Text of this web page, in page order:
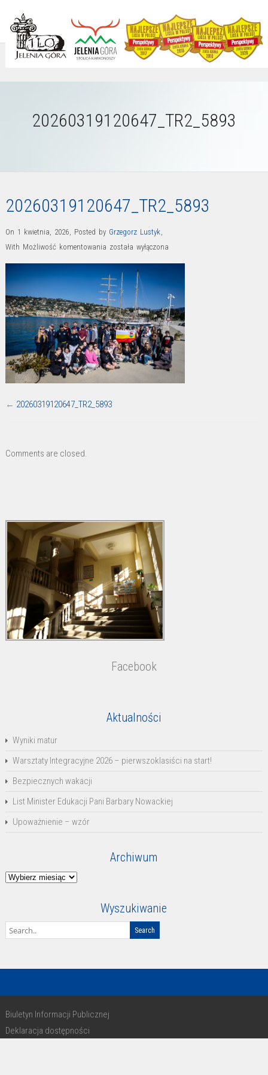
20260319120647_TR2_5893
20260319120647_TR2_5893
On 1 kwietnia, 2026, Posted by Grzegorz Lustyk,
With Możliwość komentowania 20260319120647_TR2_5893
została wyłączona
← 20260319120647_TR2_5893
Comments are closed.
Facebook
Aktualności
Wyniki matur
Warsztaty Integracyjne 2026 – pierwszoklasiści na start!
Bezpiecznych wakacji
List Minister Edukacji Pani Barbary Nowackiej
Upoważnienie – wzór
Archiwum
Archiwum
Wyszukiwanie
Biuletyn Informacji Publicznej
Deklaracja dostępności